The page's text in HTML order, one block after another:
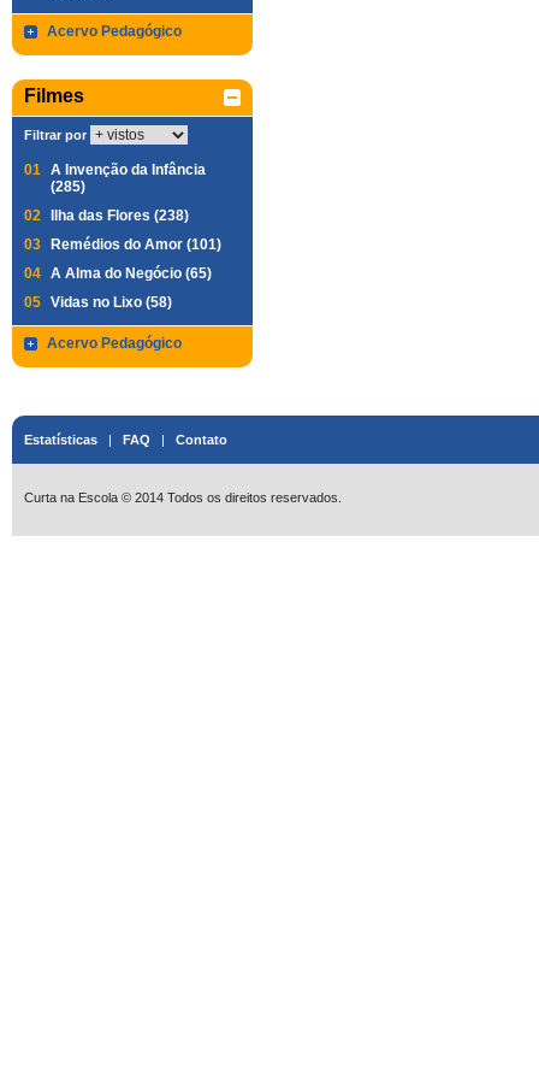
Acervo Pedagógico
Filmes
Filtrar por
01 A Invenção da Infância
(285)
02
Ilha das Flores (238)
03
Remédios do Amor (101)
04 A Alma do Negócio (65)
05 Vidas no Lixo (58)
Acervo Pedagógico
Estatísticas | FAQ | Contato
Curta na Escola © 2014 Todos os direitos reservados.